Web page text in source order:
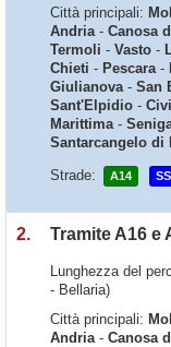
Città principali:
Andria- Canosa
Termoli - Vasto -
Chieti - Pescara-
Giulianova- San
Sant'Elpidio -
Marittima-
Santarcangelo di
Strade:
A14
2. Tramite A16 e
Lunghezza del
- Bellaria)
Città principali:
Andria- Canosa